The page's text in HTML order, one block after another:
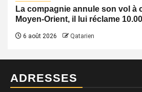
La compagnie annule son vol à
Moyen-Orient, il lui réclame
6 août 2026 Qatarien
ADRESSES